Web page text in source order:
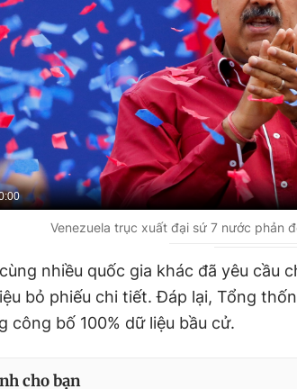
Venezuela trục xuất đại sứ 7 nước phản
nhiều quốc gia khác đã yêu cầu
bỏ phiếu chi tiết. Đáp lại, Tổng
công bố 100% dữ liệu bầu cử.